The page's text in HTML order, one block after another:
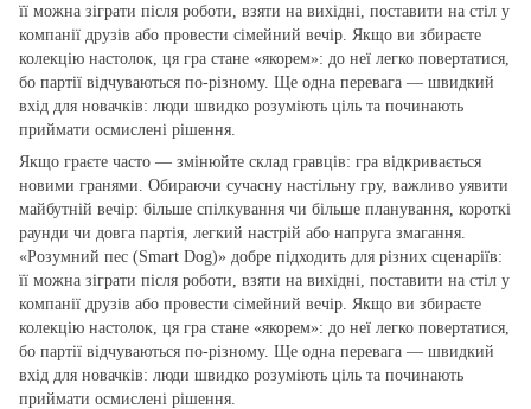
її можна зіграти після роботи, взяти на вихідні, поставити на стіл у
компанії друзів або провести сімейний вечір. Якщо ви збираєте
колекцію настолок, ця гра стане «якорем»: до неї легко повертатися,
бо партії відчуваються по‑різному. Ще одна перевага — швидкий
вхід для новачків: люди швидко розуміють ціль та починають
приймати осмислені рішення.
Якщо граєте часто — змінюйте склад гравців: гра відкривається
новими гранями. Обираючи сучасну настільну гру, важливо уявити
майбутній вечір: більше спілкування чи більше планування, короткі
раунди чи довга партія, легкий настрій або напруга змагання.
«Розумний пес (Smart Dog)» добре підходить для різних сценаріїв:
її можна зіграти після роботи, взяти на вихідні, поставити на стіл у
компанії друзів або провести сімейний вечір. Якщо ви збираєте
колекцію настолок, ця гра стане «якорем»: до неї легко повертатися,
бо партії відчуваються по‑різному. Ще одна перевага — швидкий
вхід для новачків: люди швидко розуміють ціль та починають
приймати осмислені рішення.